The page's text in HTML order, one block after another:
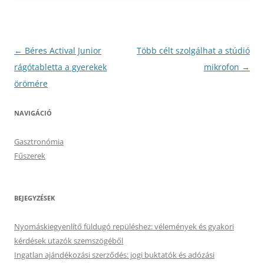
Bejegyzés
navigáció
← Béres Actival Junior
rágótabletta a gyerekek
örömére
Több célt szolgálhat a stúdió
mikrofon →
NAVIGÁCIÓ
Gasztronómia
Fűszerek
BEJEGYZÉSEK
Nyomáskiegyenlítő füldugó repüléshez: vélemények és gyakori
kérdések utazók szemszögéből
Ingatlan ajándékozási szerződés: jogi buktatók és adózási